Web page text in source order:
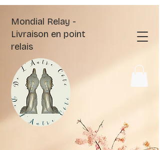
Mondial Relay -
Livraison en point
relais